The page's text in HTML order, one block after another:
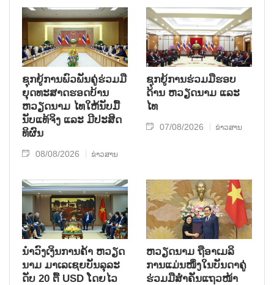
ຊຸກ​ຍູ້​ການ​ພົວ​ພັນ​ຄູ່​ຮ່ວມ​ມື​
ຍຸດ​ທະ​ສາດ​ຮອດ​ບ້ານ
ຫວຽດ​ນາມ ໄທ​ໃຫ້​ນັບ​ມື້​
ນັບ​ແທ້​ຈິງ ແລະ ມີ​ປະ​ສິດ​
ທິ​ຜົນ
08/08/2026 ຂ່າວສານ
ຊຸກຍູ້ການຮ່ວມມືຮອບ
ດ້ານ ຫວຽດນາມ ແລະ
ໄທ
07/08/2026 ຂ່າວສານ
ນຳ​ວົງ​ເງິນ​ການ​ຄ້າ ຫວຽດ​
ນາມ ມາ​ເລ​ເຊຍ​ບັນ​ລຸ​ລະ​
ດັບ 20 ຕື້ USD ໂດຍ​ໄວ
ຫ​ວຽດ​ນາມ ຖື​ອາ​ເມ​ລິ​
ການ​ແມ່ນ​ໜຶ່ງ​ໃນ​ບັນ​ດາ​ຄູ່​
ຮ່ວມ​ມື​ສຳ​ຄັນ​ແຖວ​ໜ້າ